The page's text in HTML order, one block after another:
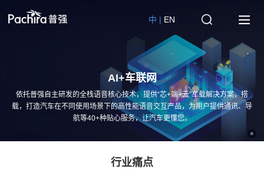
EN
中 |
AI+车联网
依托普强自主研发的全栈语音核心技术，提供“芯+端+云”车载解决方案，搭
载，打造汽车在不同使用场景下的高性能语音交互产品，为用户提供通讯、导
航等40+种贴心服务，让汽车更懂您。
行业痛点